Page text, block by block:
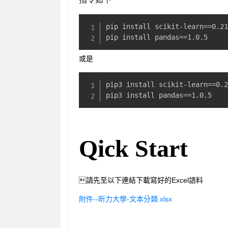
pip install scikit-
pip install pandas==1.0.5
或是
pip3 install scikit-
pip3 install pandas==1.0.5
Qick Start
請先至以下連結下載寫好的Excel語料
附件--昕力大學-文本分類.xlsx